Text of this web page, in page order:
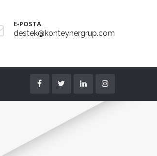
E-POSTA
destek@konteynergrup.com